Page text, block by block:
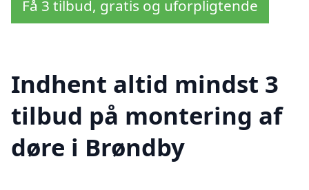
Få 3 tilbud, gratis og uforpligtende
Indhent altid mindst 3
tilbud på montering af
døre i Brøndby